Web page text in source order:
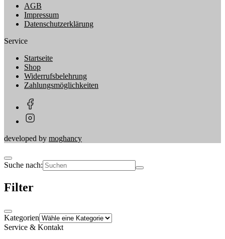
AGB
Impressum
Datenschutzerklärung
Service
Startseite
Shop
Widerrufsbelehrung
Zahlungsmöglichkeiten
developed by moghancy
Suche nach:
Filter
Kategorien
Service & Kontakt